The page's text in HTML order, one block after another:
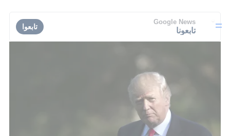
Google News
تابعونا تابعوا